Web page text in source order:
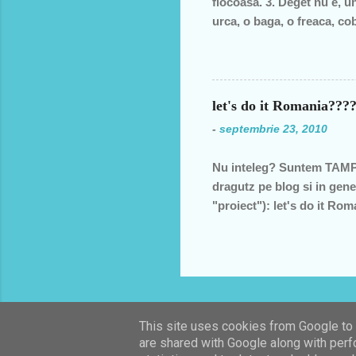
urca, o baga, o freaca,
fund si intra toata. Si
postala, timbrul 7. cizma
let's do it
- septembrie 23, 2010
Nu inteleg? Suntem
dragutz pe blog si in
"proiect"): let's do it
GUNOI!!! Va rocomand
Am mers pentru ca mi s-
dar "gresit...
This site uses cookies from Google
are shared with Google along with